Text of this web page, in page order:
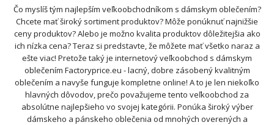
Čo myslíš tým najlepším veľkoobchodníkom s dámskym oblečením?
Chcete mať široký sortiment produktov? Môže ponúknuť najnižšie
ceny produktov? Alebo je možno kvalita produktov dôležitejšia ako
ich nízka cena? Teraz si predstavte, že môžete mať všetko naraz a
ešte viac! Pretože taký je internetový veľkoobchod s dámskym
oblečením Factoryprice.eu - lacný, dobre zásobený kvalitným
oblečením a navyše funguje kompletne online! A to je len niekoľko
hlavných dôvodov, prečo považujeme tento veľkoobchod za
absolútne najlepšieho vo svojej kategórii. Ponúka široký výber
dámskeho a pánskeho oblečenia od mnohých overených a